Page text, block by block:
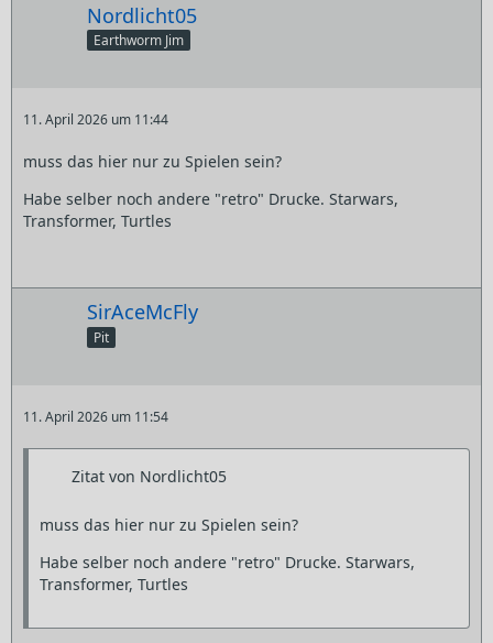
Nordlicht05
Earthworm Jim
11. April 2026 um 11:44
muss das hier nur zu Spielen sein?
Habe selber noch andere "retro" Drucke. Starwars,
Transformer, Turtles
SirAceMcFly
Pit
11. April 2026 um 11:54
Zitat von Nordlicht05
muss das hier nur zu Spielen sein?
Habe selber noch andere "retro" Drucke. Starwars,
Transformer, Turtles